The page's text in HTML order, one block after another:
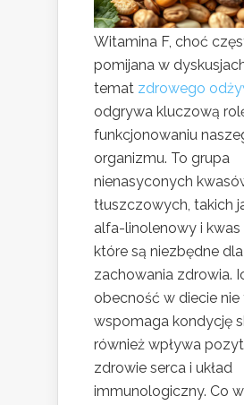
Witamina F, choć
pomijana w
temat zdrowego
odgrywa kluczową
funkcjonowaniu
organizmu. To grupa
nienasyconych
tłuszczowych, takich
alfa-linolenowy i kwas
które są niezbędne dla
zachowania zdrowia.
obecność w diecie nie
wspomaga kondycję
również wpływa
zdrowie serca i układ
immunologiczny. Co